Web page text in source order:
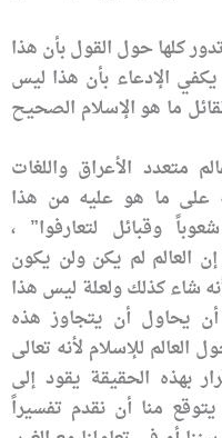
كلها حول القول بأن هذا
الإدعاء بأن هذا ليس
ما هو الإسلام الصحيح
متعدد الأعراق واللغات
على ما هو عليه من هذا
وقبائل لتعارفوا” ،
العالم لم يكن ولن يكون
شاء كذلك ولعلة ليس هذا
يحاول أن يتجاوز هذه
العالم للإسلام لأنه تعالى
بهذه الحقيقة يقود إلى
منا أن نقدم تفسيراً